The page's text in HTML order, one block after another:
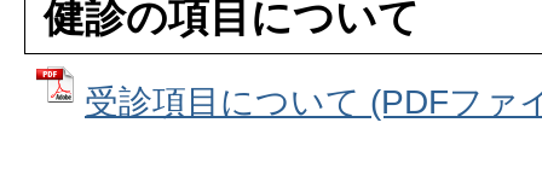
健診の項目について
受診項目について (PDFファ